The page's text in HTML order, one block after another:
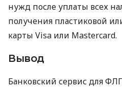
нужд после уплаты всех
получения пластиковой
карты Visa или Mastercard.
Вывод
Банковский сервис для